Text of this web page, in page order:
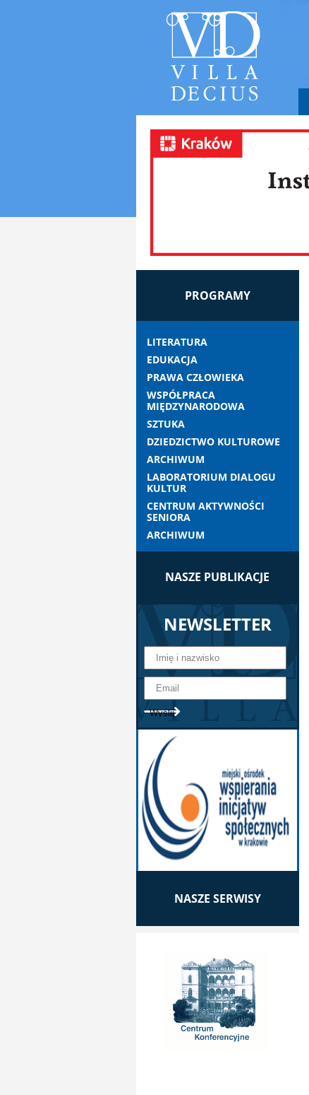
PROGRAMY
LITERATURA
EDUKACJA
PRAWA CZŁOWIEKA
WSPÓŁPRACA
MIĘDZYNARODOWA
SZTUKA
DZIEDZICTWO KULTUROWE
ARCHIWUM
LABORATORIUM DIALOGU
KULTUR
CENTRUM AKTYWNOŚCI
SENIORA
ARCHIWUM
NASZE PUBLIKACJE
NEWSLETTER
NASZE SERWISY